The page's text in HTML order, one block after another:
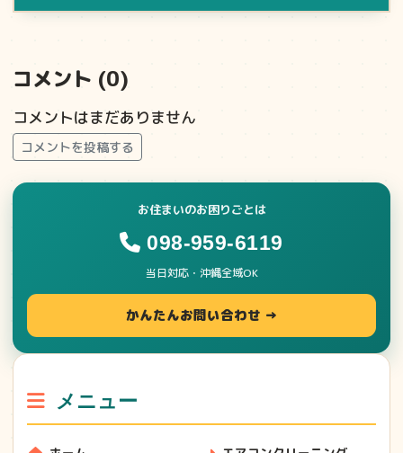
コメント (0)
コメントはまだありません
コメントを投稿する
お住まいのお困りごとは
098-959-6119
当日対応・沖縄全域OK
かんたんお問い合わせ →
メニュー